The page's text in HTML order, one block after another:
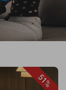
51%